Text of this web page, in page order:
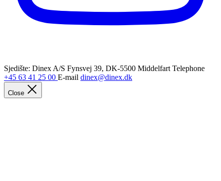
Sjedište: Dinex A/S Fynsvej 39, DK-5500 Middelfart Telephone
+45 63 41 25 00 E-mail dinex@dinex.dk
Close